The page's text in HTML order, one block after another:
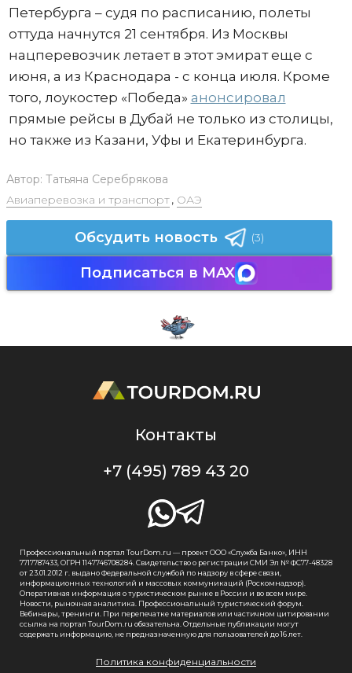
Петербурга – судя по расписанию, полеты
оттуда начнутся 21 сентября. Из Москвы
нацперевозчик летает в этот эмират еще с
июня, а из Краснодара - с конца июля. Кроме
того, лоукостер «Победа» анонсировал
прямые рейсы в Дубай не только из столицы,
но также из Казани, Уфы и Екатеринбурга.
Автор: Татьяна Серебрякова
Авиаперевозка и транспорт, ОАЭ
Обсудить новость (3)
Подписаться в MAX
Контакты
+7 (495) 789 43 20
Профессиональный портал TourDom.ru — проект ООО «Служба Банко», ИНН
7717787433, ОГРН 1147746708284. Свидетельство о регистрации СМИ Эл № ФС77-48328
от 23.01.2012 г. выдано Федеральной службой по надзору в сфере связи,
информационных технологий и массовых коммуникаций (Роскомнадзор).
Оперативная информация о туристическом рынке в России и во всем мире.
Новости, рыночная аналитика. Профессиональный туристический форум.
Вебинары, тренинги. При перепечатке материалов или частичном цитировании
ссылка на портал TourDom.ru обязательна. Отдельные публикации могут
содержать информацию, не предназначенную для пользователей до 16 лет.
Политика конфиденциальности